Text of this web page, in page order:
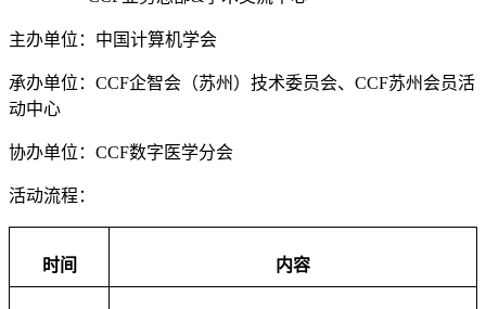
主办单位：中国计算机学会
承办单位：CCF企智会（苏州）技术委员会、CCF苏州会员活
动中心
协办单位：CCF数字医学分会
活动流程：
时间 内容